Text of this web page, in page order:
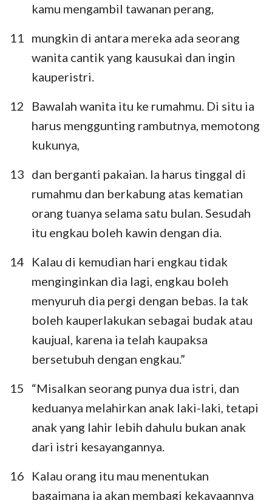
kamu mengambil tawanan perang,
11
mungkin di antara mereka ada seorang
wanita cantik yang kausukai dan ingin
kauperistri.
12
Bawalah wanita itu ke rumahmu. Di situ ia
harus menggunting rambutnya, memotong
kukunya,
13 dan berganti pakaian. Ia harus tinggal di
rumahmu dan berkabung atas kematian
orang tuanya selama satu bulan. Sesudah
itu engkau boleh kawin dengan dia.
14
Kalau di kemudian hari engkau tidak
menginginkan dia lagi, engkau boleh
menyuruh dia pergi dengan bebas. Ia tak
boleh kauperlakukan sebagai budak atau
kaujual, karena ia telah kaupaksa
bersetubuh dengan engkau.”
15
“Misalkan seorang punya dua istri, dan
keduanya melahirkan anak laki-laki, tetapi
anak yang lahir lebih dahulu bukan anak
dari istri kesayangannya.
16
Kalau orang itu mau menentukan
bagaimana ia akan membagi kekayaannya